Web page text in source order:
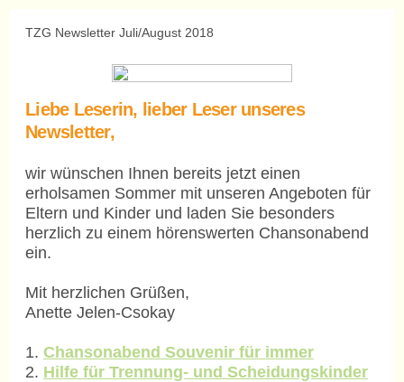
TZG Newsletter Juli/August 2018
Liebe Leserin, lieber Leser unseres
Newsletter,
wir wünschen Ihnen bereits jetzt einen
erholsamen Sommer mit unseren Angeboten für
Eltern und Kinder und laden Sie besonders
herzlich zu einem hörenswerten Chansonabend
ein.
Mit herzlichen Grüßen,
Anette Jelen-Csokay
1. Chansonabend Souvenir für immer
2. Hilfe für Trennung- und Scheidungskinder